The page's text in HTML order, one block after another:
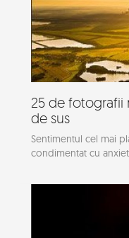
25 de fotografii
de sus
Sentimentul cel mai
condimentat cu